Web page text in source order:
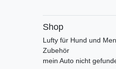
Shop
Lufty für Hund und
Zubehör
mein Auto nicht